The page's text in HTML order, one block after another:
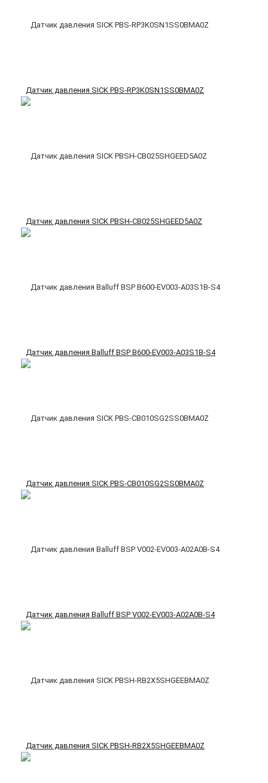
Датчик давления SICK PBS-RP3K0SN1SS0BMA0Z
Датчик давления SICK PBSH-CB025SHGEED5A0Z
Датчик давления Balluff BSP B600-EV003-A03S1B-S4
Датчик давления SICK PBS-CB010SG2SS0BMA0Z
Датчик давления Balluff BSP V002-EV003-A02A0B-S4
Датчик давления SICK PBSH-RB2X5SHGEEBMA0Z